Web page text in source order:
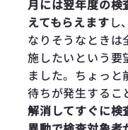
月には翌年度の検
えてもらえますし
なりそうなときは
施したいという要
ました。ちょっ
待ちが発生するこ
解消してすぐに検